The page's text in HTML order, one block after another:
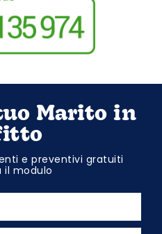
Marito in
e preventivi gratuiti
il modulo